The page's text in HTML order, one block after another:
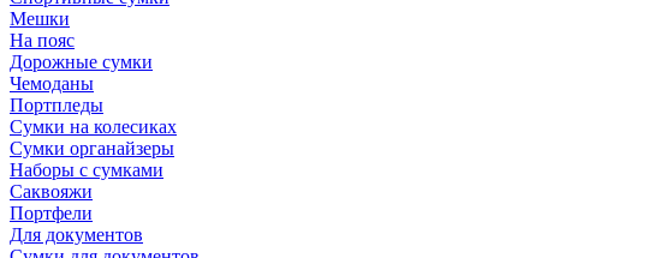
Мешки
На пояс
Дорожные сумки
Чемоданы
Портпледы
Сумки на колесиках
Сумки органайзеры
Наборы с сумками
Саквояжи
Портфели
Для документов